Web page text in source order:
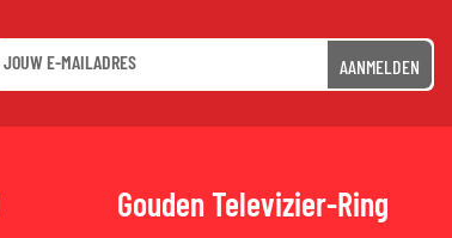
AANMELDEN
Gouden Televizier-Ring